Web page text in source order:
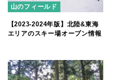
山のフィールド
【2023-2024年版】北陸&東海
エリアのスキー場オープン情報